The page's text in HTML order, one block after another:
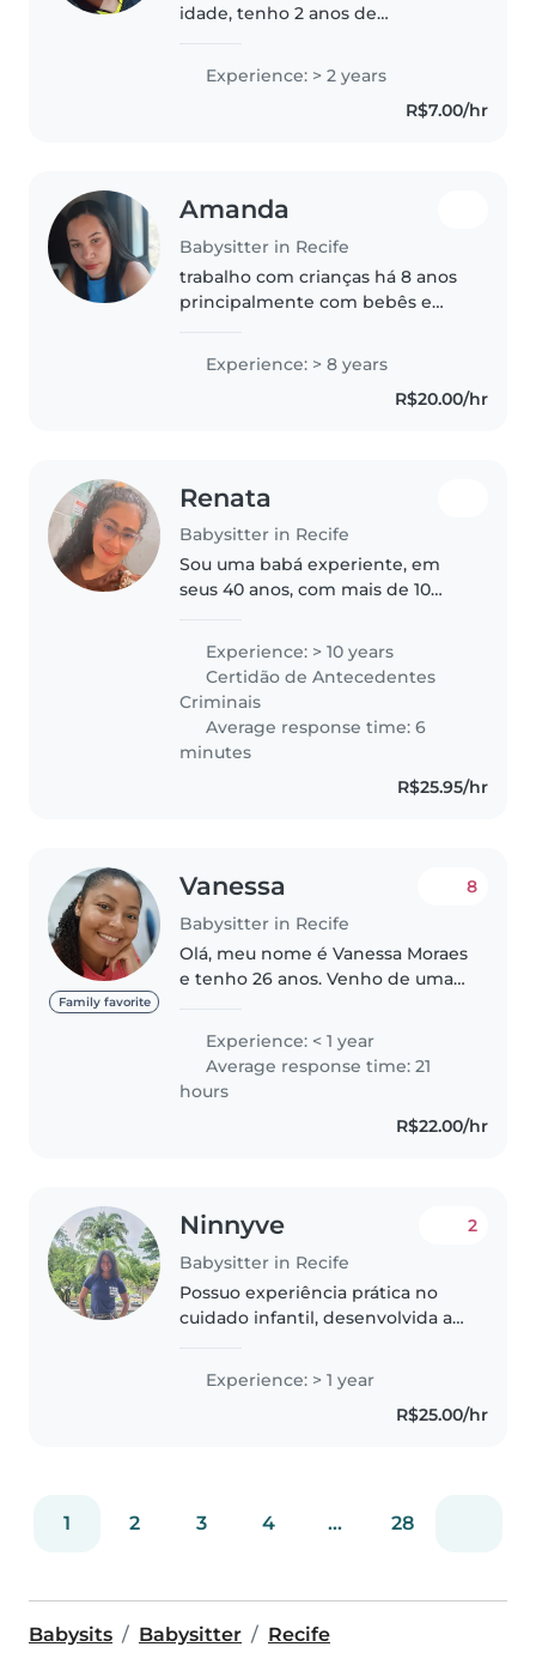
idade, tenho 2 anos de
crianças, Sou uma pessoa
responsável, paciente e calma.
Embora não tenha certificação
Experience: > 2 years
R$7.00/hr
Amanda
Babysitter in Recife
trabalho com crianças há 8 anos
principalmente com bebês e
Experience: > 8 years
R$20.00/hr
Renata
Babysitter in Recife
Sou uma babá experiente, em
seus 40 anos, com mais de 10
bebês, crianças em idade pré-
escolar e em idade escolar. e
certificação em primeiros
Experience: > 10 years
Certidão de Antecedentes
Criminais
Average response time: 6
minutes
R$25.95/hr
Family favorite
Vanessa
Babysitter in Recife
8
Olá, meu nome é Vanessa Moraes
e tenho 26 anos. Venho de uma
minha mãe e minha irmã são
professoras, o que sempre me
inspirou e me proporcionou um
ambiente..
Experience: < 1 year
Average response time: 21
hours
R$22.00/hr
Ninnyve
Babysitter in Recife
2
Possuo experiência prática no
cuidado infantil, desenvolvida ao
acompanhamento e cuidado de
minhas irmãs. Sou uma pessoa
Experience: > 1 year
R$25.00/hr
1 2 3 4 ... 28
Babysits Babysitter Recife